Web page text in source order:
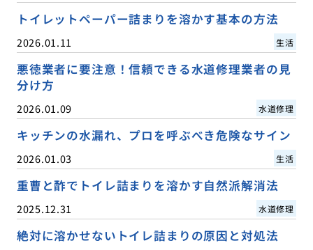
トイレットペーパー詰まりを溶かす基本の方法
2026.01.11 生活
悪徳業者に要注意！信頼できる水道修理業者の見
分け方
2026.01.09 水道修理
キッチンの水漏れ、プロを呼ぶべき危険なサイン
2026.01.03 生活
重曹と酢でトイレ詰まりを溶かす自然派解消法
2025.12.31 水道修理
絶対に溶かせないトイレ詰まりの原因と対処法